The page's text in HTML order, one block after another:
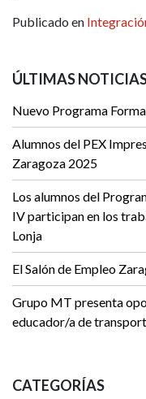
Publicado en
ÚLTIMAS
Nuevo Programa
Alumnos del PEX
Zaragoza 2025
Los alumnos del
IV participan en los
Lonja
El Salón de Empleo
Grupo MT presenta
educador/a de
CATEGORÍAS